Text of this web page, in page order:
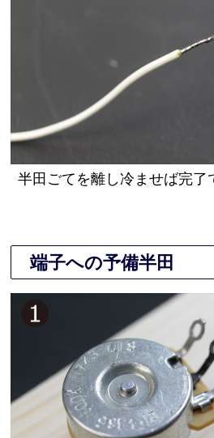
半田ごてを離し冷ませば完了
端子への予備半田